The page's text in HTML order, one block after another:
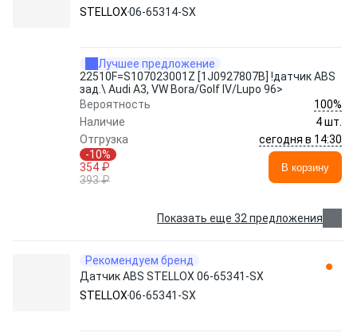
STELLOX06-65314-SX
Лучшее предложение
22510F=S107023001Z [1J0927807B] !датчик ABS
зад.\ Audi A3, VW Bora/Golf IV/Lupo 96>
Вероятность
100%
Наличие
4 шт.
Отгрузка
сегодня в 14:30
-10%
354 ₽
393 ₽
В корзину
Показать еще 32 предложения
Рекомендуем бренд
Датчик ABS STELLOX 06-65341-SX
STELLOX06-65341-SX